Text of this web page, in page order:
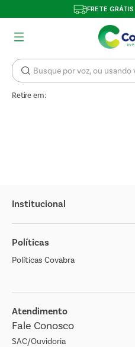
FRETE GRÁTIS
Retire em:
Institucional
Sobre o Covabra
Nossas Lojas
Cliente Bem Estar
Jornal de Ofertas
Transparência Salarial
Políticas
Políticas Covabra
Atendimento
Fale Conosco
SAC/Ouvidoria